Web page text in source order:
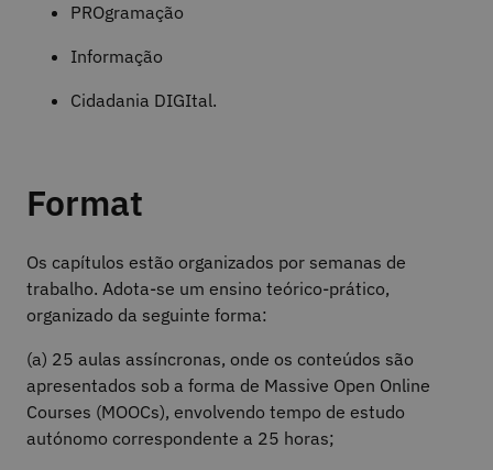
PROgramação
Informação
Cidadania DIGItal.
Format
Os capítulos estão organizados por semanas de
trabalho. Adota-se um ensino teórico-prático,
organizado da seguinte forma:
(a) 25 aulas assíncronas, onde os conteúdos são
apresentados sob a forma de Massive Open Online
Courses (MOOCs), envolvendo tempo de estudo
autónomo correspondente a 25 horas;